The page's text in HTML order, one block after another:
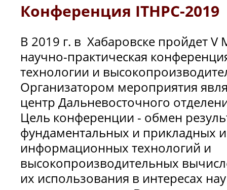
Конференция ITHPC-2019
В 2019 г. в Хабаровске пройдет
научно-практическая
технологии и
Организатором мероприятия
центр Дальневосточного
Цель конференции - обмен
фундаментальных и прикладных
информационных технологий и
высокопроизводительных
их использования в интересах